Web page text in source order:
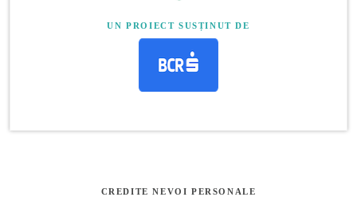
UN PROIECT SUSȚINUT DE
CREDITE NEVOI PERSONALE